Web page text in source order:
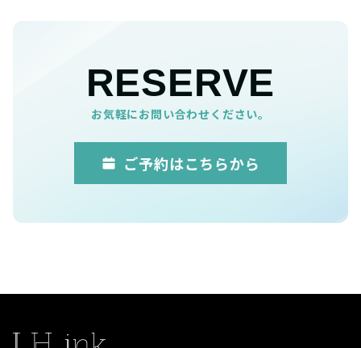
RESERVE
お気軽にお問い合わせください。
ご予約はこちらから